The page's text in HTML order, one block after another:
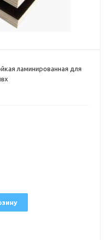
ламинированная для